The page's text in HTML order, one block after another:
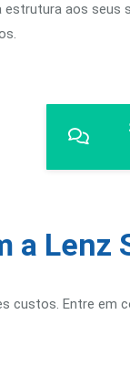
aos seus
a Lenz
custos. Entre em